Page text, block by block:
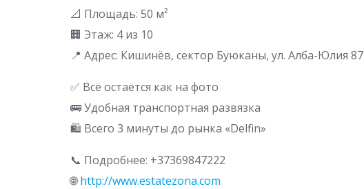
📐 Площадь: 50 м²
🏢 Этаж: 4 из 10
📍 Адрес: Кишинёв, сектор Буюканы, ул. Алба-Юлия 87
✅ Всё остаётся как на фото
🚌 Удобная транспортная развязка
🛍️ Всего 3 минуты до рынка «Delfin»
📞 Подробнее: +37369847222
🌐http://www.estatezona.com